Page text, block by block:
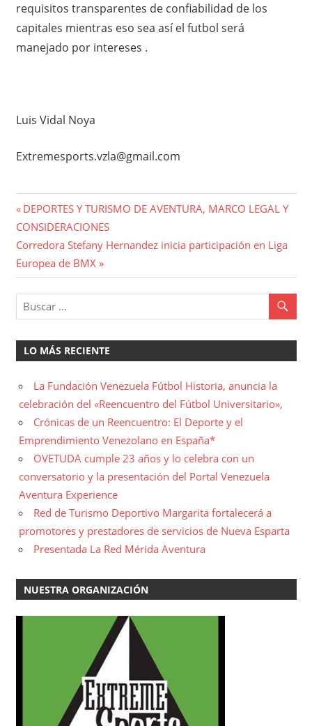
requisitos transparentes de confiabilidad de los
capitales mientras eso sea así el futbol será
manejado por intereses .
Luis Vidal Noya
Extremesports.vzla@gmail.com
Navegación
de
entradas
Entrada
anterior:
DEPORTES Y TURISMO DE AVENTURA, MARCO LEGAL Y
CONSIDERACIONES
Entrada
siguiente:
Corredora Stefany Hernandez inicia participación en Liga
Europea de BMX
LO MÁS RECIENTE
La Fundación Venezuela Fútbol Historia, anuncia la
celebración del «Reencuentro del Fútbol Universitario»,
Crónicas de un Reencuentro: El Deporte y el
Emprendimiento Venezolano en España*
OVETUDA cumple 23 años y lo celebra con un
conversatorio y la presentación del Portal Venezuela
Aventura Experience
Red de Turismo Deportivo Margarita fortalecerá a
promotores y prestadores de servicios de Nueva Esparta
Presentada La Red Mérida Aventura
NUESTRA ORGANIZACIÓN